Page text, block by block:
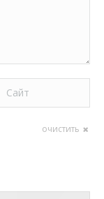
Сайт
очистить